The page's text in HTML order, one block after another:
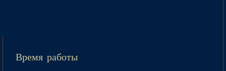
Время работы